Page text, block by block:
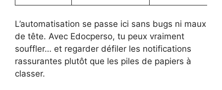
L’automatisation se passe ici sans bugs ni maux
de tête. Avec Edocperso, tu peux vraiment
souffler… et regarder défiler les notifications
rassurantes plutôt que les piles de papiers à
classer.